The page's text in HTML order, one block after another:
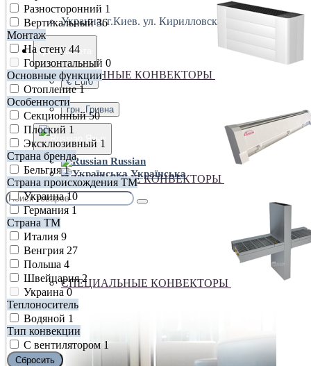
Украина, г.Киев. ул. Кирилловская,160А
грн. Валюта
€ Euro
грн. Гривна
Язык
Russian
Українська
НАСТЕННЫЕ КОНВЕКТОРЫ
ПЛИНТУСНЫЕ КОНВЕКТОРЫ
СПЕЦИАЛЬНЫЕ КОНВЕКТОРЫ
Разносторонний 1
Вертикальный 36
Монтаж
На стену 44
Горизонтальный 0
Основные функции
Отопление 1
Особенности
Секционный 50
Плоский 1
Эксклюзивный 1
Страна бренда
Бельгия 1
Страна происхождения ТМ
Украина 10
Германия 1
Страна ТМ
Италия 9
Венгрия 27
Польша 4
Швейцария 2
Украина 0
Теплоноситель
Водяной 1
Тип конвекции
С вентилятором 1
Сбросить